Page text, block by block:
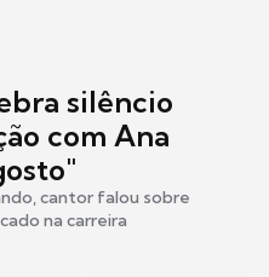
silêncio
com Ana
cantor falou sobre
na carreira